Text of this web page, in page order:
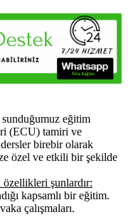
eğitim
(ECU) tamiri ve
birebir olarak
özel ve etkili bir şekilde
şunlardır:
kapsamlı bir eğitim.
çalışmaları.